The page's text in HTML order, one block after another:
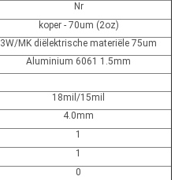
Nr
koper - 70um (2oz)
3W/MK diëlektrische materiële 75um
Aluminium 6061 1.5mm
18mil/15mil
4.0mm
1
1
0